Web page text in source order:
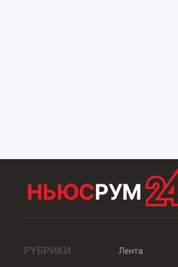
РУБРИКИ
Лента